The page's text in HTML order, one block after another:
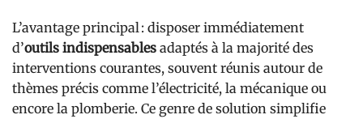
L’avantage principal : disposer immédiatement
d’outils indispensables adaptés à la majorité des
interventions courantes, souvent réunis autour de
thèmes précis comme l’électricité, la mécanique ou
encore la plomberie. Ce genre de solution simplifie